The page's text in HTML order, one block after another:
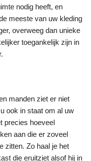
nodig heeft, en
meeste van uw kleding
overweeg dan unieke
toegankelijk zijn in
manden ziet er niet
ook in staat om al uw
precies hoeveel
aan die er zoveel
zitten. Zo haal je het
die eruitziet alsof hij in